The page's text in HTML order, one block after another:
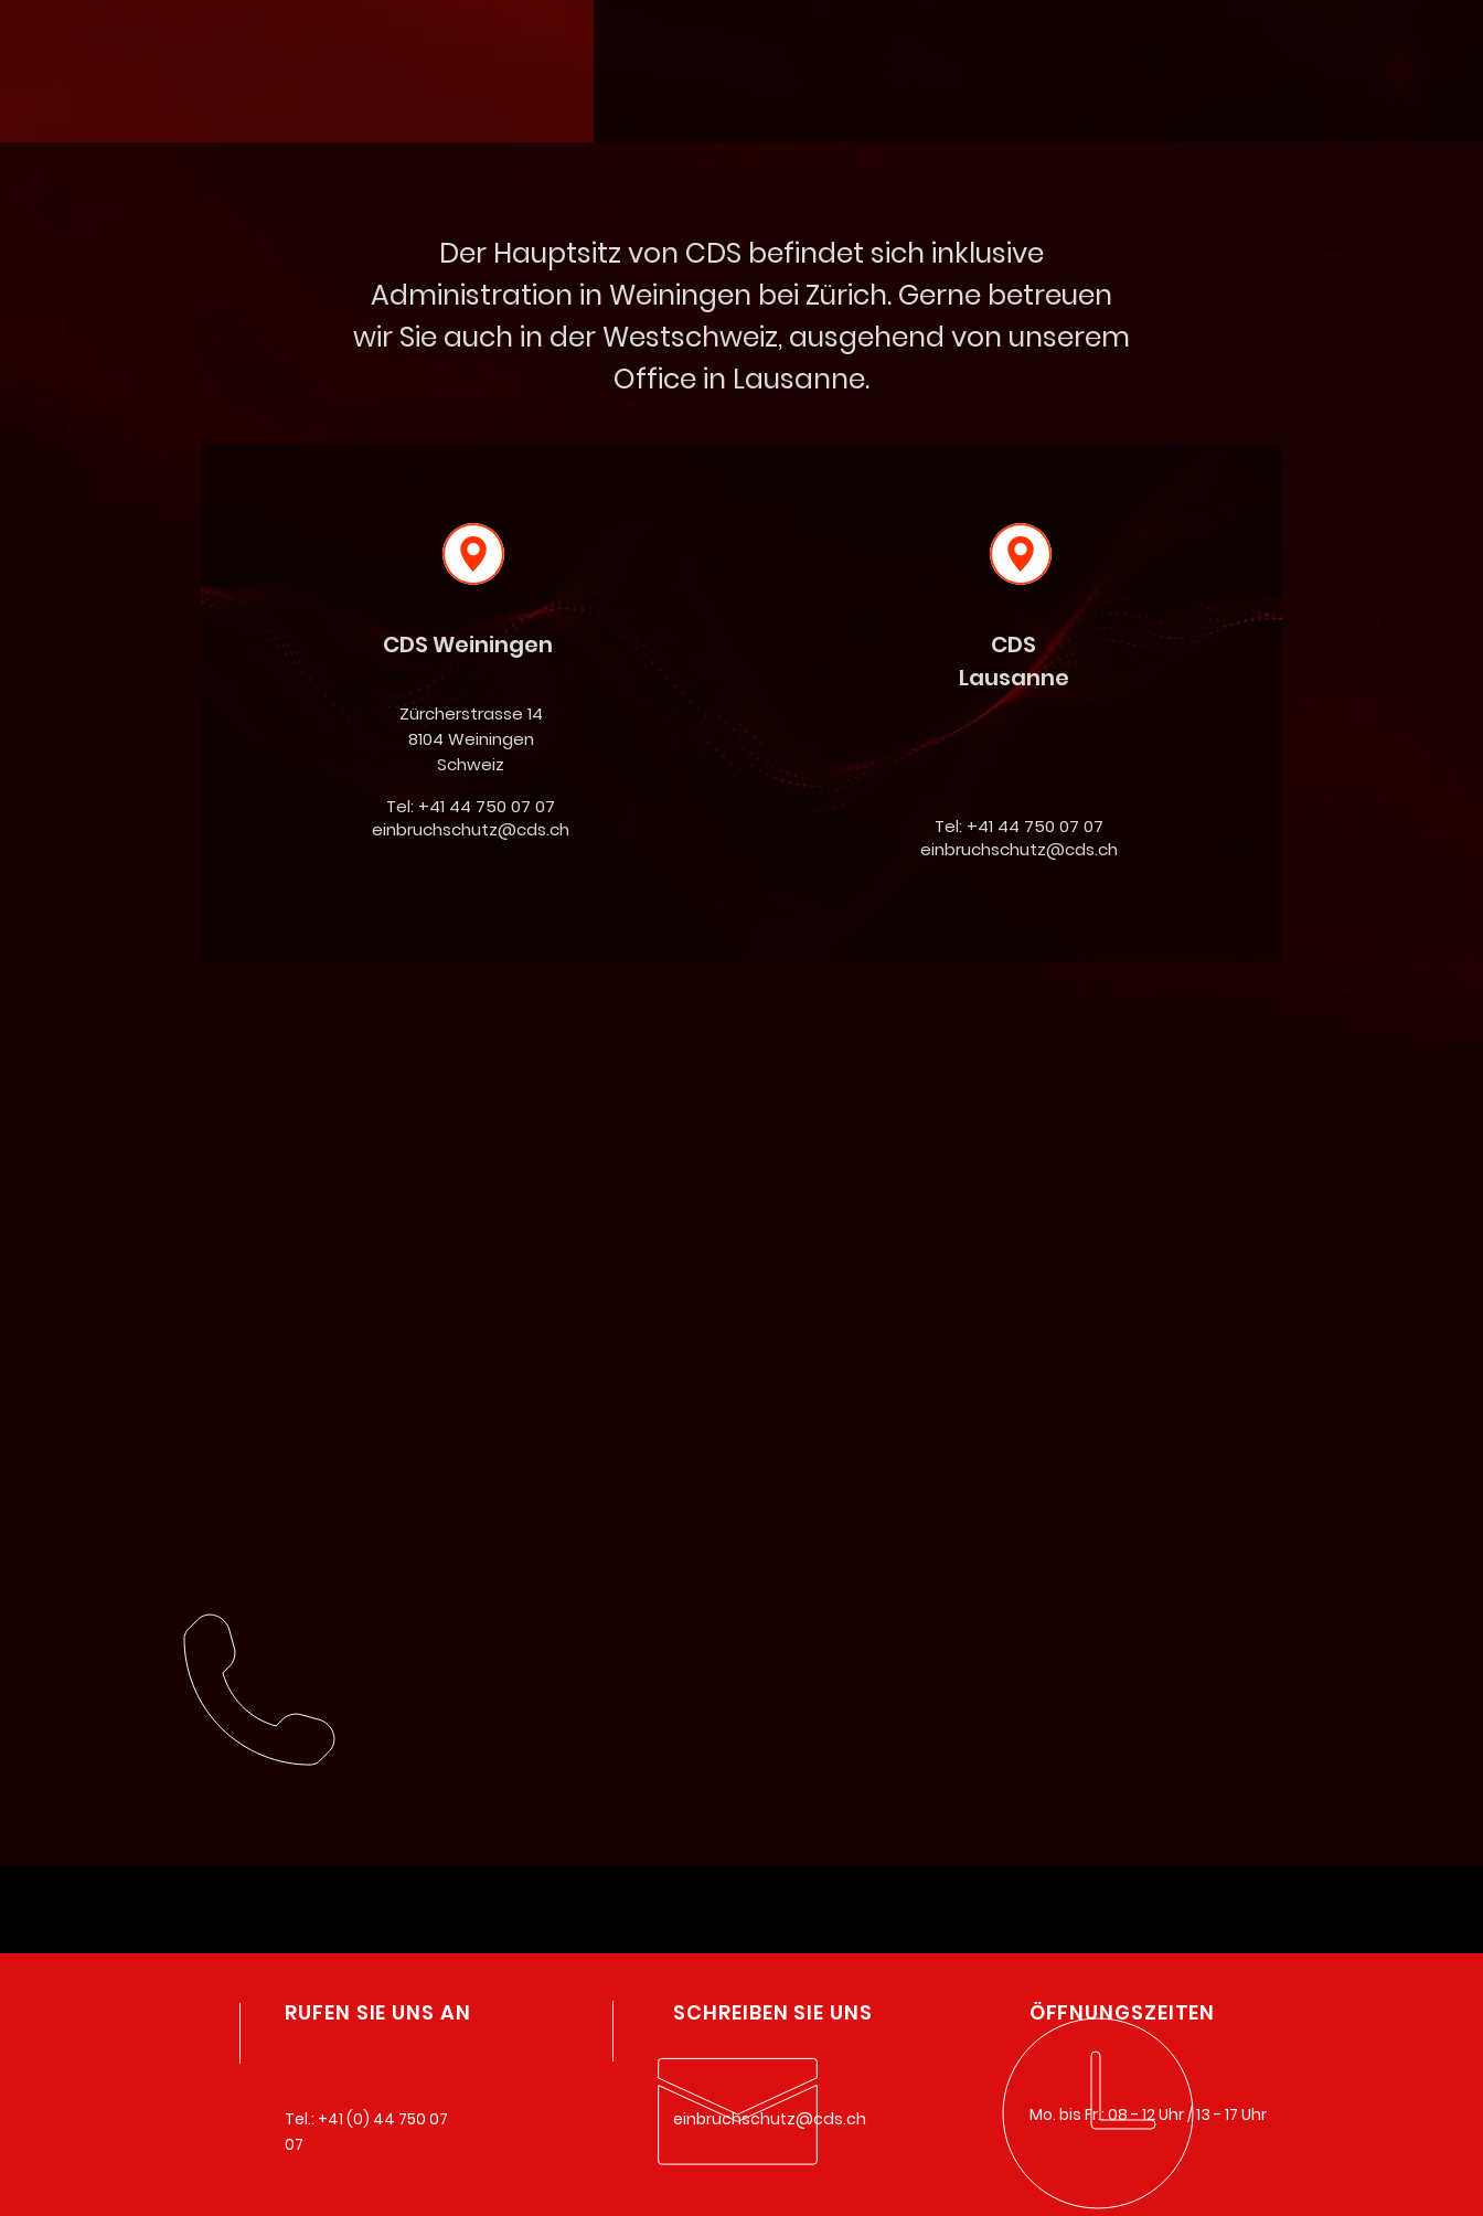
Der Hauptsitz von CDS befindet sich inklusive
Administration in Weiningen bei Zürich. Gerne betreuen
wir Sie auch in der Westschweiz, ausgehend von unserem
Office in Lausanne.
CDS Weiningen
Zürcherstrasse 14
8104 Weiningen
Schweiz
Tel: +41 44 750 07 07
einbruchschutz@cds.ch
CDS
Lausanne
Tel: +41 44 750 07 07
einbruchschutz@cds.ch
RUFEN SIE UNS AN
Tel.: +41 (0) 44 750 07
07
SCHREIBEN SIE UNS
einbruchschutz@cds.ch
ÖFFNUNGSZEITEN
Mo. bis Fr.: 08 - 12 Uhr / 13 - 17 Uhr